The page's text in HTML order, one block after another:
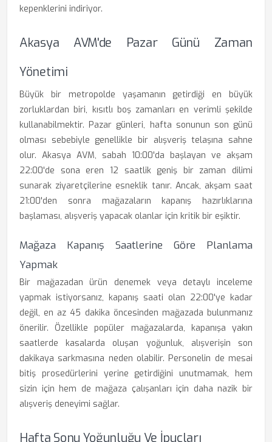
kepenklerini indiriyor.
Akasya AVM'de Pazar Günü Zaman
Yönetimi
Büyük bir metropolde yaşamanın getirdiği en büyük
zorluklardan biri, kısıtlı boş zamanları en verimli şekilde
kullanabilmektir. Pazar günleri, hafta sonunun son günü
olması sebebiyle genellikle bir alışveriş telaşına sahne
olur. Akasya AVM, sabah 10:00'da başlayan ve akşam
22:00'de sona eren 12 saatlik geniş bir zaman dilimi
sunarak ziyaretçilerine esneklik tanır. Ancak, akşam saat
21:00'den sonra mağazaların kapanış hazırlıklarına
başlaması, alışveriş yapacak olanlar için kritik bir eşiktir.
Mağaza Kapanış Saatlerine Göre Planlama
Yapmak
Bir mağazadan ürün denemek veya detaylı inceleme
yapmak istiyorsanız, kapanış saati olan 22:00'ye kadar
değil, en az 45 dakika öncesinden mağazada bulunmanız
önerilir. Özellikle popüler mağazalarda, kapanışa yakın
saatlerde kasalarda oluşan yoğunluk, alışverişin son
dakikaya sarkmasına neden olabilir. Personelin de mesai
bitiş prosedürlerini yerine getirdiğini unutmamak, hem
sizin için hem de mağaza çalışanları için daha nazik bir
alışveriş deneyimi sağlar.
Hafta Sonu Yoğunluğu Ve İpuçları